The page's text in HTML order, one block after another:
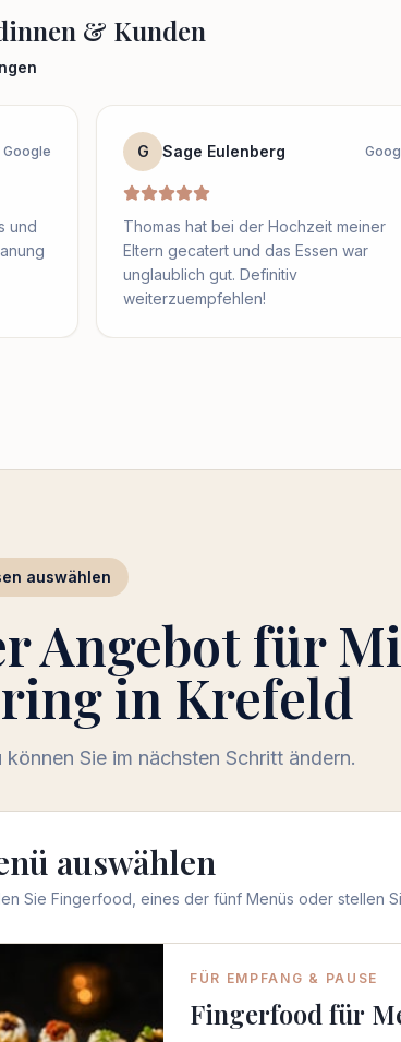
& Kunden
Google
und
G Sage Eulenberg
Thomas hat bei der Hochzeit meiner
Eltern gecatert und das Essen war
unglaublich gut. Definitiv
weiterzuempfehlen!
auswählen
Angebot für
in Krefeld
Sie im nächsten Schritt ändern.
auswählen
Sie Fingerfood, eines der fünf Menüs oder stellen
FÜR EMPFANG & PAUSE
Fingerfood für